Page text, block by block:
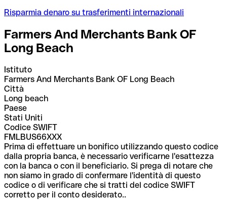
Risparmia denaro su trasferimenti internazionali
Farmers And Merchants Bank OF
Long Beach
Istituto
Farmers And Merchants Bank OF Long Beach
Città
Long beach
Paese
Stati Uniti
Codice SWIFT
FMLBUS66XXX
Prima di effettuare un bonifico utilizzando questo codice
dalla propria banca, è necessario verificarne l'esattezza
con la banca o con il beneficiario. Si prega di notare che
non siamo in grado di confermare l'identità di questo
codice o di verificare che si tratti del codice SWIFT
corretto per il conto desiderato..